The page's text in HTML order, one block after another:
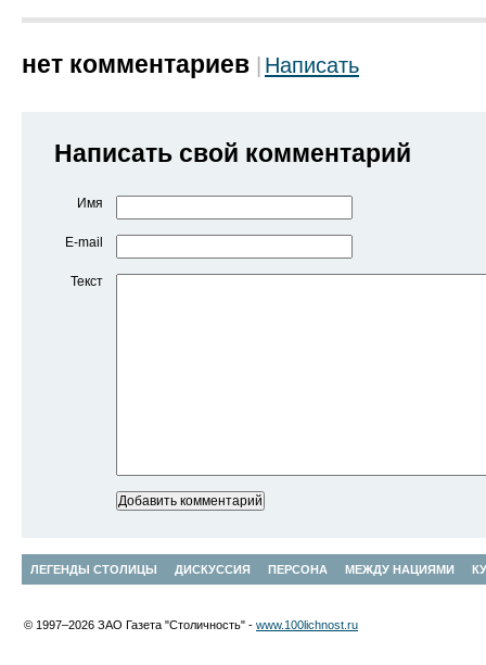
нет комментариев Написать
Написать свой комментарий
Имя
E-mail
Текст
ЛЕГЕНДЫ СТОЛИЦЫ ДИСКУССИЯ ПЕРСОНА МЕЖДУ НАЦИЯМИ
© 1997–2026 ЗАО Газета "Столичность" - www.100lichnost.ru